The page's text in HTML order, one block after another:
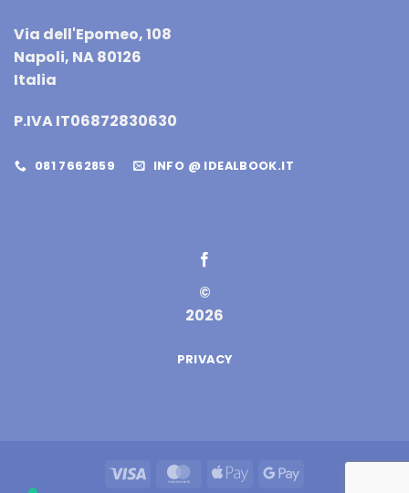
Via dell'Epomeo, 108
Napoli, NA 80126
Italia
P.IVA IT06872830630
081 7662859 INFO @ IDEALBOOK.IT
©
2026
PRIVACY
Visa MasterCard
Apple Google